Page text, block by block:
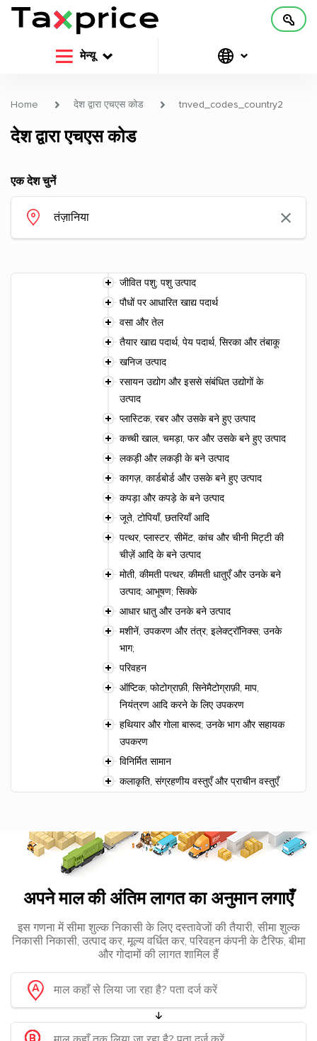
मेन्यू
Home देश द्वारा एचएस कोड tnved_codes_country2
देश द्वारा एचएस कोड
एक देश चुनें
जीवित पशु; पशु उत्पाद
पौधों पर आधारित खाद्य पदार्थ
वसा और तेल
तैयार खाद्य पदार्थ, पेय पदार्थ, सिरका और तंबाकू
खनिज उत्पाद
रसायन उद्योग और इससे संबंधित उद्योगों के
उत्पाद
प्लास्टिक, रबर और उसके बने हुए उत्पाद
कच्ची खाल, चमड़ा, फर और उसके बने हुए उत्पाद
लकड़ी और लकड़ी के बने उत्पाद
कागज़, कार्डबोर्ड और उसके बने हुए उत्पाद
कपड़ा और कपड़े के बने उत्पाद
जूते, टोपियाँ, छतरियाँ आदि
पत्थर, प्लास्टर, सीमेंट, कांच और चीनी मिट्टी की
चीज़ें आदि के बने उत्पाद
मोती, कीमती पत्थर, कीमती धातुएँ और उनके बने
उत्पाद; आभूषण; सिक्के
आधार धातु और उनके बने उत्पाद
मशीनें, उपकरण और तंत्र; इलेक्ट्रॉनिक्स; उनके
भाग;
परिवहन
ऑप्टिक, फोटोग्राफ़ी, सिनेमैटोग्राफ़ी, माप,
नियंत्रण आदि करने के लिए उपकरण
हथियार और गोला बारूद; उनके भाग और सहायक
उपकरण
विनिर्मित सामान
कलाकृति, संग्रहणीय वस्तुएँ और प्राचीन वस्तुएँ
अपने माल की अंतिम लागत का अनुमान लगाएँ
इस गणना में सीमा शुल्क निकासी के लिए दस्तावेजों की तैयारी, सीमा शुल्क
निकासी निकासी, उत्पाद कर, मूल्य वर्धित कर, परिवहन कंपनी के टैरिफ, बीमा
और गोदामों की लागत शामिल हैं